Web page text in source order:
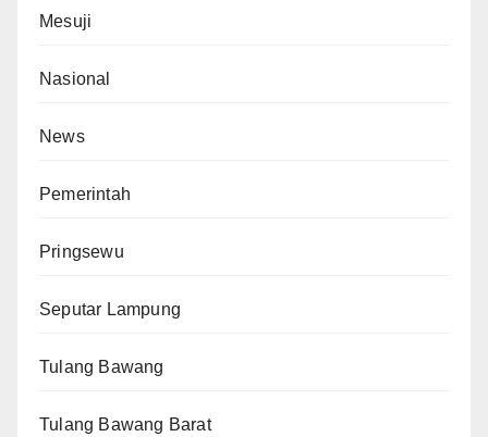
Mesuji
Nasional
News
Pemerintah
Pringsewu
Seputar Lampung
Tulang Bawang
Tulang Bawang Barat